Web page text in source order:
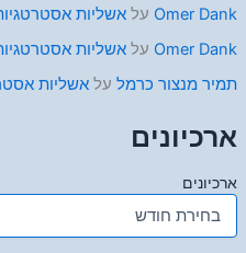
Omer Dank על אשליות
Omer Dank על אשליות
תמיר מנצור כרמלעל אשליות
ארכיונים
ארכיונים